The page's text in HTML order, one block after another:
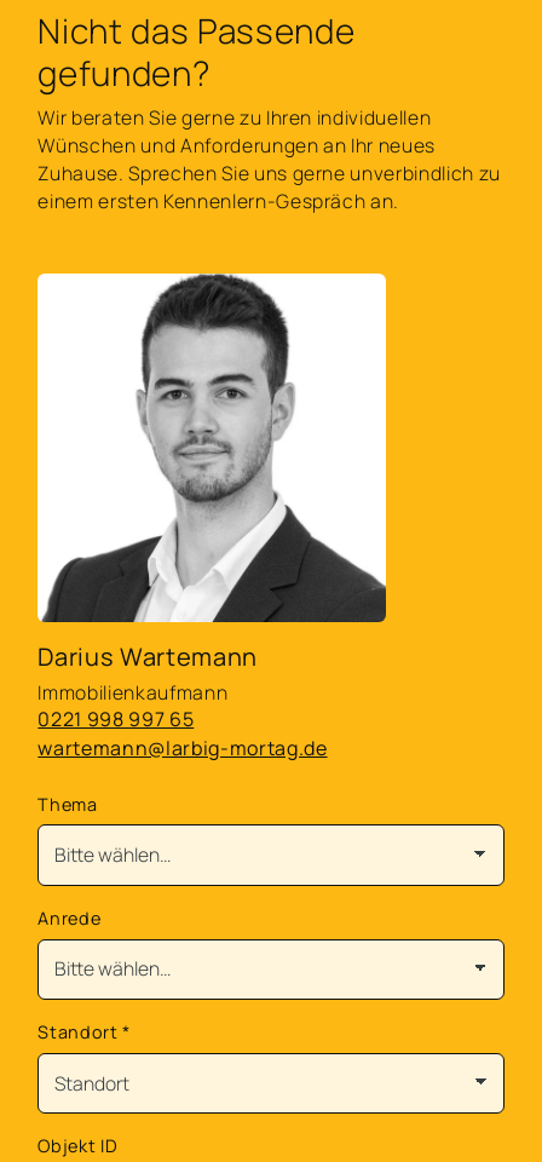
Nicht das Passende
gefunden?
Wir beraten Sie gerne zu Ihren individuellen
Wünschen und Anforderungen an Ihr neues
Zuhause. Sprechen Sie uns gerne unverbindlich zu
einem ersten Kennenlern-Gespräch an.
Darius Wartemann
Immobilienkaufmann
0221 998 997 65
wartemann@larbig-mortag.de
Thema
Anrede
Standort*
Objekt ID